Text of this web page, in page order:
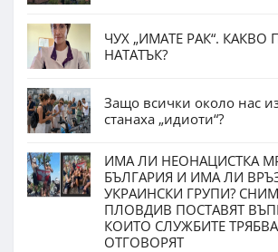
ЧУХ „ИМАТЕ РАК“. КАКВО
НАТАТЪК?
Защо всички около нас
станаха „идиоти“?
ИМА ЛИ НЕОНАЦИСТКА
БЪЛГАРИЯ И ИМА ЛИ
УКРАИНСКИ ГРУПИ?
ПЛОВДИВ ПОСТАВЯТ
КОИТО СЛУЖБИТЕ
ОТГОВОРЯТ